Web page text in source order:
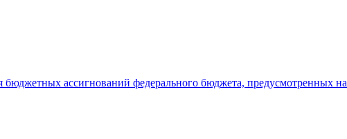
бюджетных ассигнований федерального бюджета, предусмотренных на